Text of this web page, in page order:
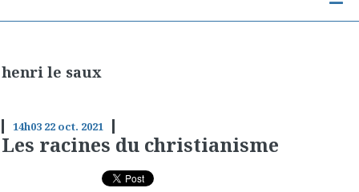
henri le saux
14h03 22 oct. 2021
Les racines du christianisme